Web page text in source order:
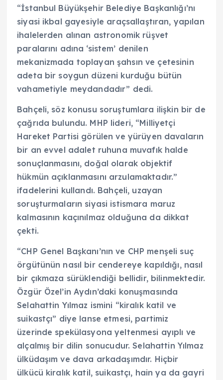
“İstanbul Büyükşehir Belediye Başkanlığı’nı
siyasi ikbal gayesiyle araçsallaştıran, yapılan
ihalelerden alınan astronomik rüşvet
paralarını adına ‘sistem’ denilen
mekanizmada toplayan şahsın ve çetesinin
adeta bir soygun düzeni kurduğu bütün
vahametiyle meydandadır” dedi.
Bahçeli, söz konusu soruştumlara ilişkin bir de
çağrıda bulundu. MHP lideri, “Milliyetçi
Hareket Partisi görülen ve yürüyen davaların
bir an evvel adalet ruhuna muvafık halde
sonuçlanmasını, doğal olarak objektif
hükmün açıklanmasını arzulamaktadır.”
ifadelerini kullandı. Bahçeli, uzayan
soruşturmaların siyasi istismara maruz
kalmasının kaçınılmaz olduğuna da dikkat
çekti.
“CHP Genel Başkanı’nın ve CHP menşeli suç
örgütünün nasıl bir cendereye kapıldığı, nasıl
bir çıkmaza sürüklendiği bellidir, bilinmektedir.
Özgür Özel’in Aydın’daki konuşmasında
Selahattin Yılmaz ismini “kiralık katil ve
suikastçı” diye lanse etmesi, partimiz
üzerinde spekülasyona yeltenmesi ayıplı ve
alçalmış bir dilin sonucudur. Selahattin Yılmaz
ülküdaşım ve dava arkadaşımdır. Hiçbir
ülkücü kiralık katil, suikastçı, hain ya da gayri